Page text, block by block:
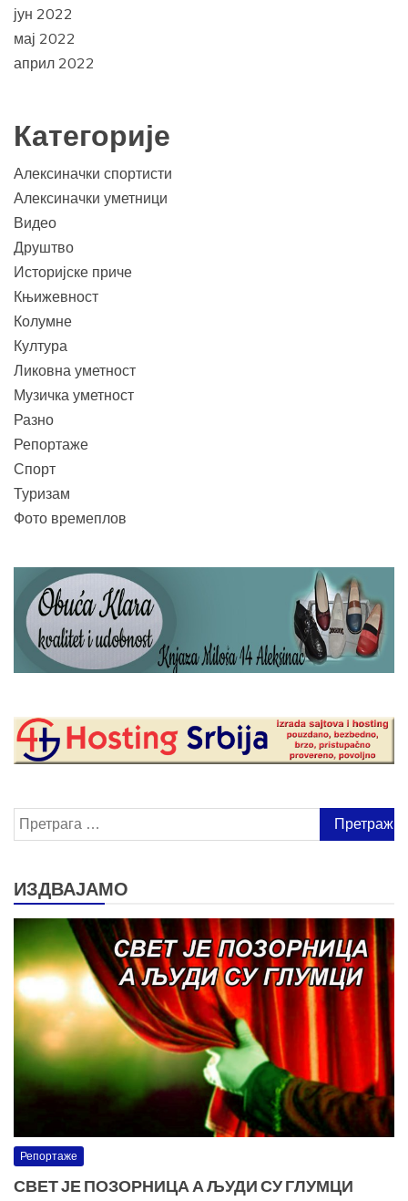
јун 2022
мај 2022
април 2022
Категорије
Алексиначки спортисти
Алексиначки уметници
Видео
Друштво
Историјске приче
Књижевност
Колумне
Култура
Ликовна уметност
Музичка уметност
Разно
Репортаже
Спорт
Туризам
Фото времеплов
Претрага
за:
ИЗДВАЈАМО
Репортаже
СВЕТ ЈЕ ПОЗОРНИЦА А ЉУДИ СУ ГЛУМЦИ